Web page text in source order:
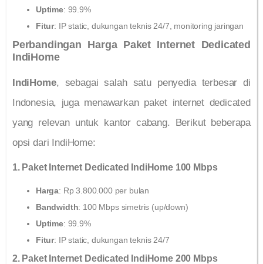
Uptime: 99.9%
Fitur: IP static, dukungan teknis 24/7, monitoring jaringan
Perbandingan Harga Paket Internet Dedicated
IndiHome
IndiHome, sebagai salah satu penyedia terbesar di
Indonesia, juga menawarkan paket internet dedicated
yang relevan untuk kantor cabang. Berikut beberapa
opsi dari IndiHome:
1. Paket Internet Dedicated IndiHome 100 Mbps
Harga: Rp 3.800.000 per bulan
Bandwidth: 100 Mbps simetris (up/down)
Uptime: 99.9%
Fitur: IP static, dukungan teknis 24/7
2. Paket Internet Dedicated IndiHome 200 Mbps